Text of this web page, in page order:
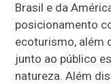
Brasil e da
posicionamento
ecoturismo, além
junto ao público
natureza. Além